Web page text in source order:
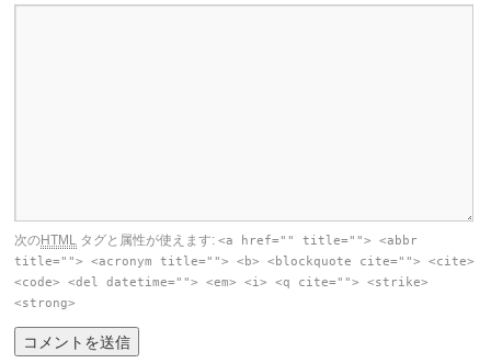
次のHTML タグと属性が使えます:<a href="" title=""> <abbr
title=""> <acronym title=""> <b> <blockquote cite=""> <cite>
<code> <del datetime=""> <em> <i> <q cite=""> <strike>
<strong>